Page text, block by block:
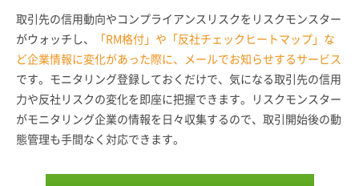
取引先の信用動向やコンプライアンスリスクをリスクモンスター
がウォッチし、
「RM格付」や「反社チェックヒートマップ」な
ど企業情報に変化があった際に、メールでお知らせするサービス
です。モニタリング登録しておくだけで、気になる取引先の信用
力や反社リスクの変化を即座に把握できます。リスクモンスター
がモニタリング企業の情報を日々収集するので、取引開始後の動
態管理も手間なく対応できます。